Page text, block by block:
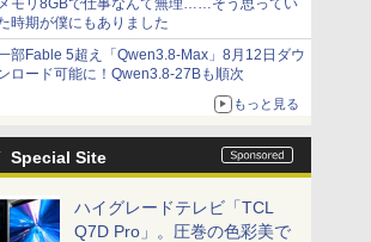
モリ8GBで仕事なんて無理……そう思ってい
時期が僕にもありました
部Fable 5超え「Qwen3.8-Max」8月12日ダウ
ロード可能に！Qwen3.8-27Bも順次
もっと見る
Special Site
ハイグレードテレビ「TCL
Q7D Pro」。圧巻の色彩美で